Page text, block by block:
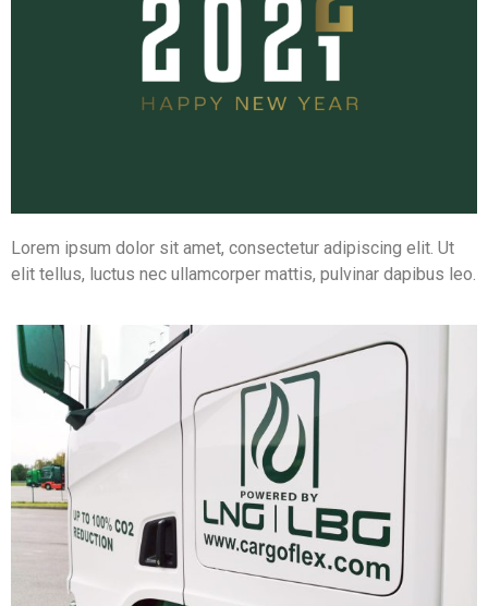
Lorem ipsum dolor sit amet, consectetur adipiscing elit. Ut
elit tellus, luctus nec ullamcorper mattis, pulvinar dapibus leo.